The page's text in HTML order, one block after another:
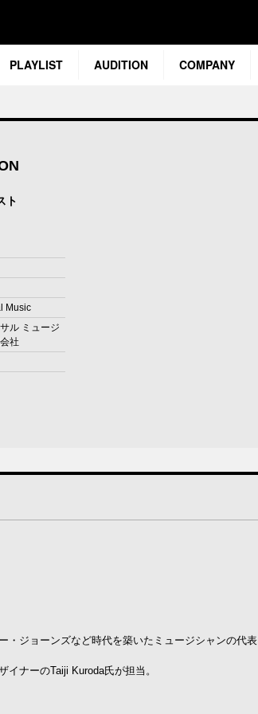
PLAYLIST AUDITION COMPANY
ト
Music
ル ミュージ
社
・ジョーンズなど時代を築いたミュージシャンの代表
ナーのTaiji Kuroda氏が担当。